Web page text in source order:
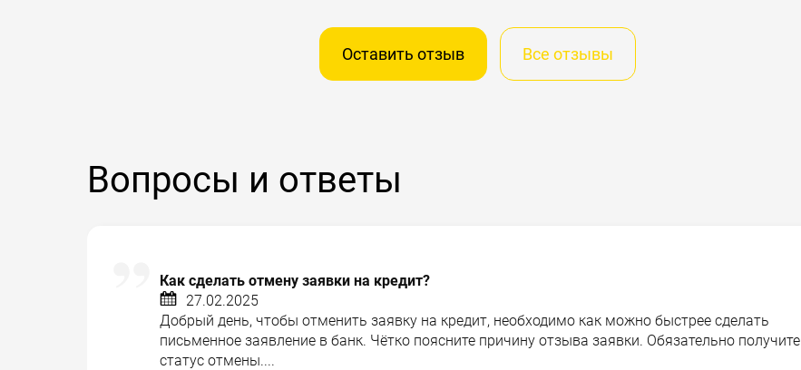
Оставить отзыв Все отзывы
Вопросы и ответы
Как сделать отмену заявки на кредит?
27.02.2025
Добрый день, чтобы отменить заявку на кредит, необходимо как можно быстрее сделать
письменное заявление в банк. Чётко поясните причину отзыва заявки. Обязательно получите
статус отмены....